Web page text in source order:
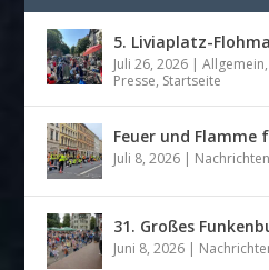
5. Liviaplatz-
Juli 26, 2026 |Allgemein,
Presse, Startseite
Feuer und Flamme
Juli 8, 2026 | Nachrichten
31. Großes
Juni 8, 2026 |